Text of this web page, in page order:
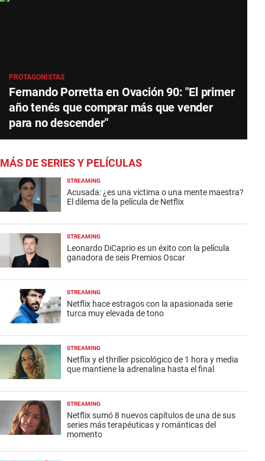
PROTAGONISTAS
Fernando Porretta en Ovación 90: "El primer
año tenés que comprar más que vender
para no descender"
MÁS DE SERIES Y PELÍCULAS
STREAMING
Acusada: ¿es una víctima o una mente maestra?
El dilema de la película de Netflix
STREAMING
Leonardo DiCaprio es un éxito con la película
ganadora de seis Premios Oscar
STREAMING
Netflix hace estragos con la apasionada serie
turca muy elevada de tono
STREAMING
Netflix y el thriller psicológico de 1 hora y media
que mantiene la adrenalina hasta el final
STREAMING
Netflix sumó 8 nuevos capítulos de una de sus
series más terapéuticas y románticas del
momento